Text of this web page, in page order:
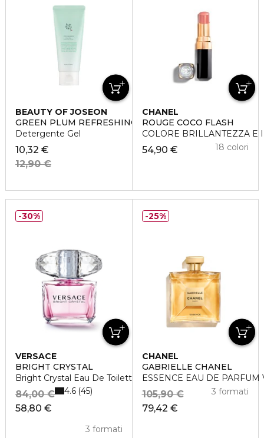
BEAUTY OF JOSEON
GREEN PLUM REFRESHING CLEANSER
Detergente Gel
10,32 €
12,90 €
CHANEL
ROUGE COCO FLASH
COLORE BRILLANTEZZA E
54,90 € 18 colori
VERSACE
BRIGHT CRYSTAL
Bright Crystal Eau De Toilette Vaporisateur
58,80 €
84,00 €
3 formati
4.6 45
30%
CHANEL
GABRIELLE CHANEL
ESSENCE EAU DE
79,42 €
105,90 € 3 formati
25%